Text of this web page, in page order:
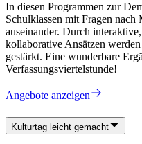
In diesen Programmen zur
Schulklassen mit Fragen
auseinander. Durch
kollaborative Ansätzen
gestärkt. Eine wunderbare
Verfassungsviertelstunde!
Angebote anzeigen
Kulturtag leicht gemacht